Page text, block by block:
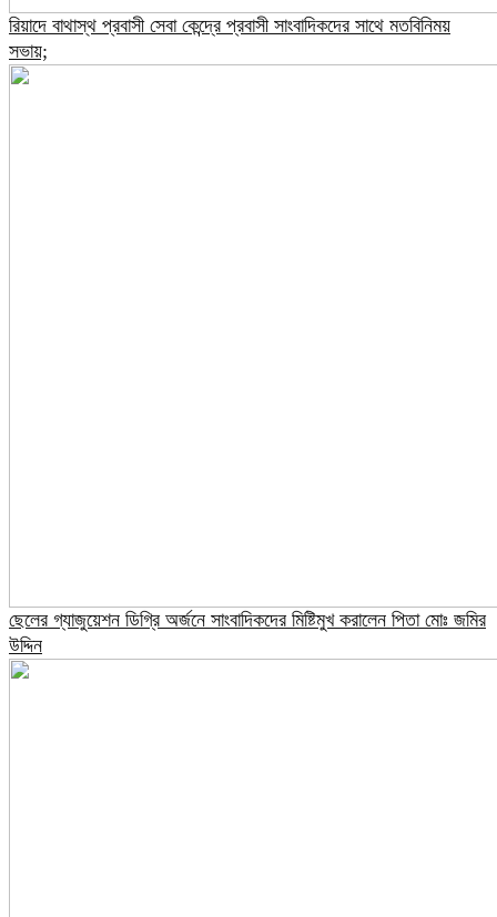
রিয়াদে বাথাস্থ প্রবাসী সেবা কেন্দ্রে প্রবাসী সাংবাদিকদের সাথে মতবিনিময়
সভায়;
ছেলের গ্যাজুয়েশন ডিগ্রি অর্জনে সাংবাদিকদের মিষ্টিমুখ করালেন পিতা মোঃ জমির
উদ্দিন